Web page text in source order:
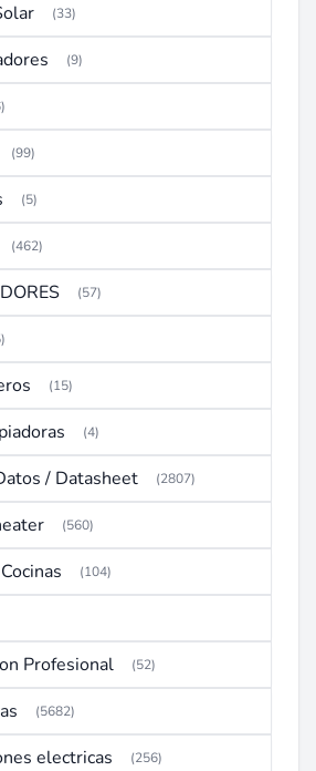
(33)
(9)
(99)
(5)
(462)
(57)
(15)
(4)
/ Datasheet (2807)
(560)
(104)
Profesional (52)
(5682)
electricas (256)